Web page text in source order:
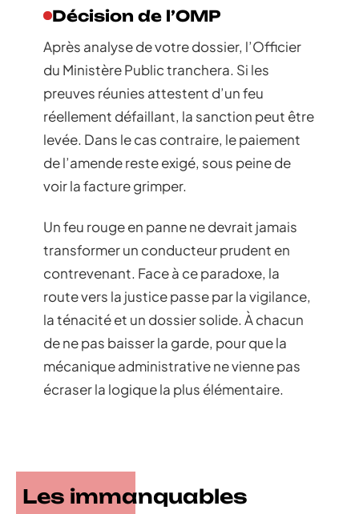
Décision de l’OMP
Après analyse de votre dossier, l’Officier
du Ministère Public tranchera. Si les
preuves réunies attestent d’un feu
réellement défaillant, la sanction peut être
levée. Dans le cas contraire, le paiement
de l’amende reste exigé, sous peine de
voir la facture grimper.
Un feu rouge en panne ne devrait jamais
transformer un conducteur prudent en
contrevenant. Face à ce paradoxe, la
route vers la justice passe par la vigilance,
la ténacité et un dossier solide. À chacun
de ne pas baisser la garde, pour que la
mécanique administrative ne vienne pas
écraser la logique la plus élémentaire.
Les immanquables